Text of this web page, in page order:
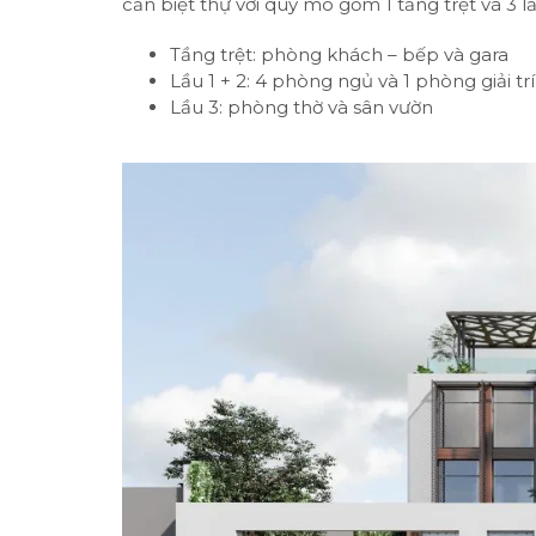
Tầng trệt: phòng khách – bếp và gara
Lầu 1 + 2: 4 phòng ngủ và 1 phòng giải trí
Lầu 3: phòng thờ và sân vườn